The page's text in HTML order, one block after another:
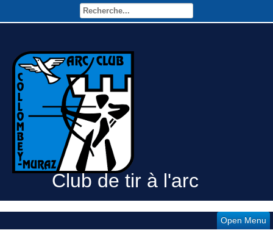
Club de tir à l'arc
Open Menu